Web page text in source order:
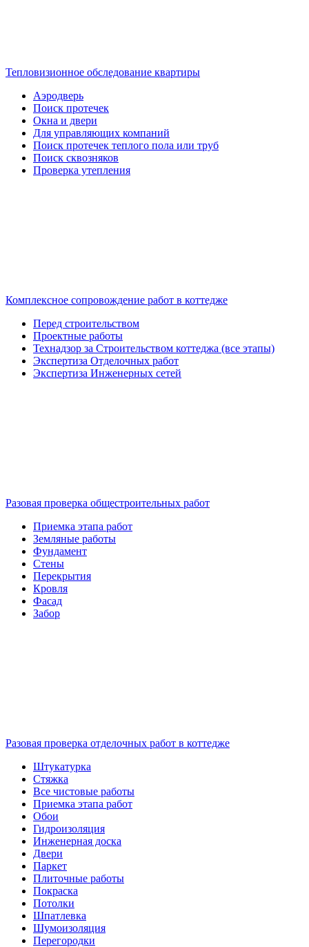
Тепловизионное обследование квартиры
Аэродверь
Поиск протечек
Окна и двери
Для управляющих компаний
Поиск протечек теплого пола или труб
Поиск сквозняков
Проверка утепления
Комплексное сопровождение работ в коттедже
Перед строительством
Проектные работы
Технадзор за Строительством коттеджа (все этапы)
Экспертиза Отделочных работ
Экспертиза Инженерных сетей
Разовая проверка общестроительных работ
Приемка этапа работ
Земляные работы
Фундамент
Стены
Перекрытия
Кровля
Фасад
Забор
Разовая проверка отделочных работ в коттедже
Штукатурка
Стяжка
Все чистовые работы
Приемка этапа работ
Обои
Гидроизоляция
Инженерная доска
Двери
Паркет
Плиточные работы
Покраска
Потолки
Шпатлевка
Шумоизоляция
Перегородки